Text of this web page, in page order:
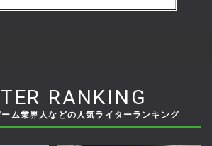
RANKING
ム業界人などの人気ライターランキング